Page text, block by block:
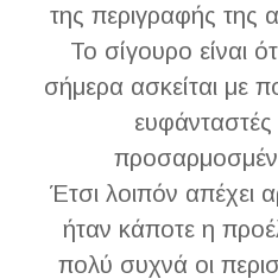
της περιγραφής της
Το σίγουρο είναι
σήμερα ασκείται με
ευφάνταστές
Έτσι λοιπόν απέχει
ήταν κάποτε η
πολύ συχνά οι